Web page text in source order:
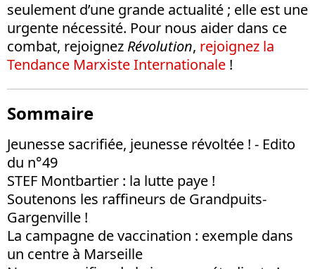
seulement d’une grande actualité ; elle est une
urgente nécessité. Pour nous aider dans ce
combat, rejoignez Révolution, rejoignez la
Tendance Marxiste Internationale !
Sommaire
Jeunesse sacrifiée, jeunesse révoltée ! - Edito
du n°49
STEF Montbartier : la lutte paye !
Soutenons les raffineurs de Grandpuits-
Gargenville !
La campagne de vaccination : exemple dans
un centre à Marseille